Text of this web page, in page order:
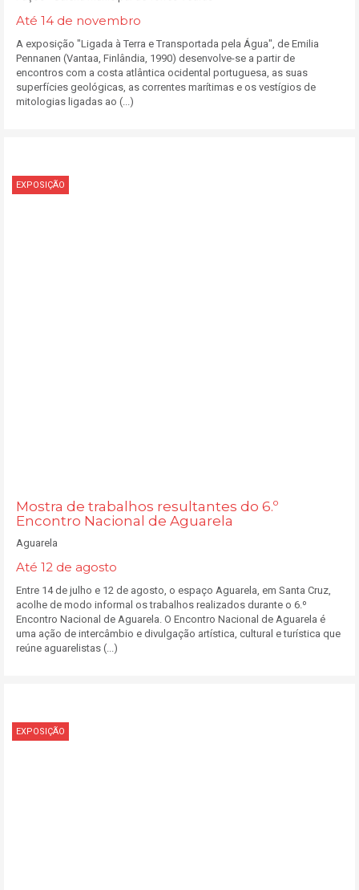
Até 14 de novembro
A exposição "Ligada à Terra e Transportada pela Água", de Emilia
Pennanen (Vantaa, Finlândia, 1990) desenvolve-se a partir de
encontros com a costa atlântica ocidental portuguesa, as suas
superfícies geológicas, as correntes marítimas e os vestígios de
mitologias ligadas ao (...)
EXPOSIÇÃO
Mostra de trabalhos resultantes do 6.º
Encontro Nacional de Aguarela
Aguarela
Até 12 de agosto
Entre 14 de julho e 12 de agosto, o espaço Aguarela, em Santa Cruz,
acolhe de modo informal os trabalhos realizados durante o 6.º
Encontro Nacional de Aguarela. O Encontro Nacional de Aguarela é
uma ação de intercâmbio e divulgação artística, cultural e turística que
reúne aguarelistas (...)
EXPOSIÇÃO